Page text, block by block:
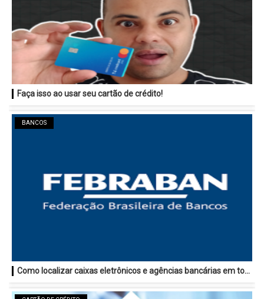
Faça isso ao usar seu cartão de crédito!
BANCOS
Como localizar caixas eletrônicos e agências bancárias em todo o Brasil